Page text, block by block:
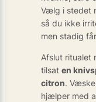
Vælg i stedet
så du ikke
men stadig
Afslut ritualet
tilsat en
citron.
hjælper med